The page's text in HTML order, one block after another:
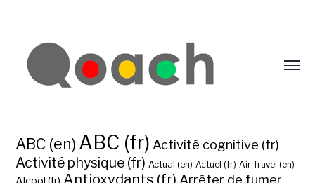
ABC (en) ABC (fr) Activité cognitive (fr)
Activité physique (fr) Actual (en) Actuel (fr) Air Travel (en)
Antioxydants (fr)